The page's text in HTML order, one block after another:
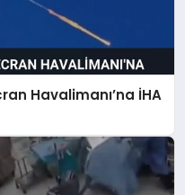
Havalimanı’na İHA